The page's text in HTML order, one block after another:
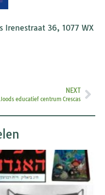
Irenestraat 36, 1077 WX
NEXT
Joods educatief centrum Crescas